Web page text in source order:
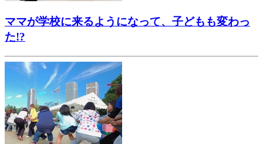
ママが学校に来るようになって、子どもも変わっ
た!?